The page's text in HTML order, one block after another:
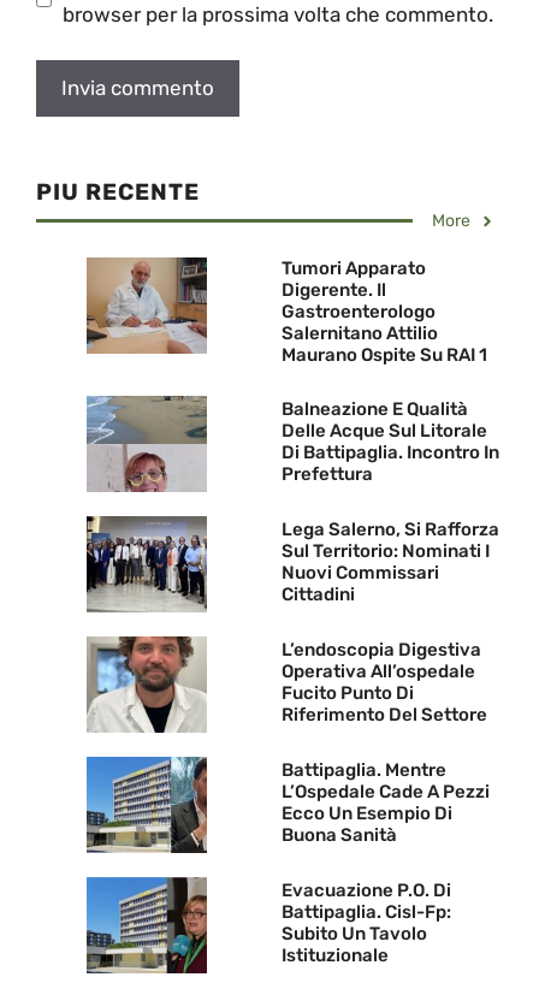
browser per la prossima volta che commento.
PIU RECENTE
More
Tumori Apparato
Digerente. Il
Gastroenterologo
Salernitano Attilio
Maurano Ospite Su RAI 1
Balneazione E Qualità
Delle Acque Sul Litorale
Di Battipaglia. Incontro In
Prefettura
Lega Salerno, Si Rafforza
Sul Territorio: Nominati I
Nuovi Commissari
Cittadini
L’endoscopia Digestiva
Operativa All’ospedale
Fucito Punto Di
Riferimento Del Settore
Battipaglia. Mentre
L’Ospedale Cade A Pezzi
Ecco Un Esempio Di
Buona Sanità
Evacuazione P.O. Di
Battipaglia. Cisl-Fp:
Subito Un Tavolo
Istituzionale